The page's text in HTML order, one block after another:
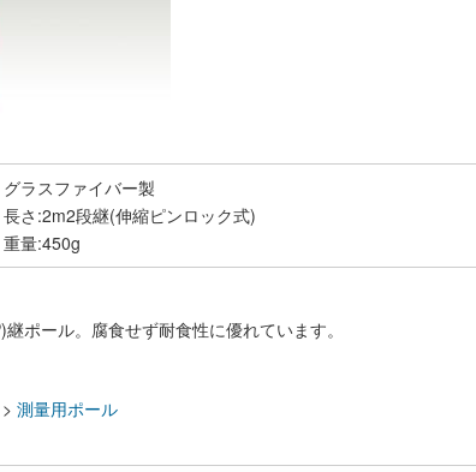
グラスファイバー製
長さ:2m2段継(伸縮ピンロック式)
重量:450g
ポール。腐食せず耐食性に優れています。
> 測量用ポール